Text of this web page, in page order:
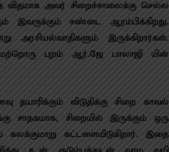
விதமாக அவர் சிறைச்சாலைக்கு செல்ல
இவருக்கும் சண்டை ஆரம்பிக்கிறது.
அரசியல்வாதிகளும் இருக்கிறார்கள்.
புறம் ஆர்.ஜே பாலாஜி யின்
விடுதிக்கு சிறை காவல்
சாதகமாக, சிறையில் இருக்கும் ஒரு
கட்டளையிடுகிறார். இதை